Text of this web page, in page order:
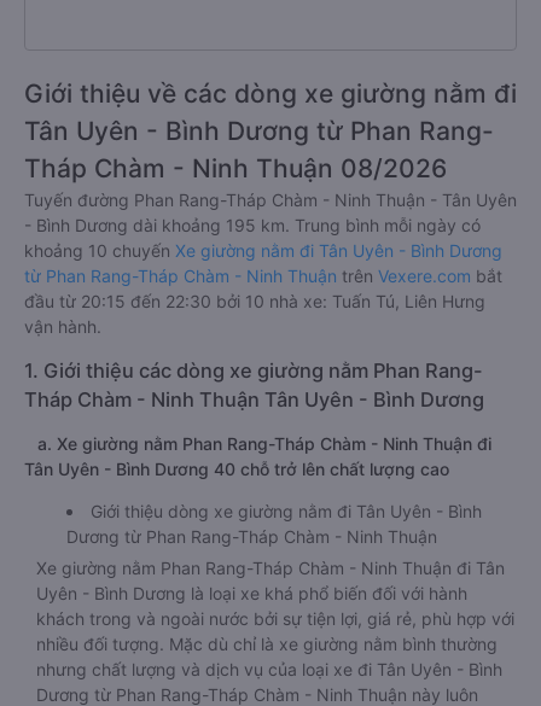
Giới thiệu về các dòng xe giường nằm đi
Tân Uyên - Bình Dương từ Phan Rang-
Tháp Chàm - Ninh Thuận 08/2026
Tuyến đường Phan Rang-Tháp Chàm - Ninh Thuận - Tân Uyên
- Bình Dương dài khoảng 195 km. Trung bình mỗi ngày có
khoảng 10 chuyến Xe giường nằm đi Tân Uyên - Bình Dương
từ Phan Rang-Tháp Chàm - Ninh Thuận trên Vexere.com bắt
đầu từ 20:15 đến 22:30 bởi 10 nhà xe: Tuấn Tú, Liên Hưng
vận hành.
1. Giới thiệu các dòng xe giường nằm Phan Rang-
Tháp Chàm - Ninh Thuận Tân Uyên - Bình Dương
a. Xe giường nằm Phan Rang-Tháp Chàm - Ninh Thuận đi
Tân Uyên - Bình Dương 40 chỗ trở lên chất lượng cao
Giới thiệu dòng xe giường nằm đi Tân Uyên - Bình
Dương từ Phan Rang-Tháp Chàm - Ninh Thuận
Xe giường nằm Phan Rang-Tháp Chàm - Ninh Thuận đi Tân
Uyên - Bình Dương là loại xe khá phổ biến đối với hành
khách trong và ngoài nước bởi sự tiện lợi, giá rẻ, phù hợp với
nhiều đối tượng. Mặc dù chỉ là xe giường nằm bình thường
nhưng chất lượng và dịch vụ của loại xe đi Tân Uyên - Bình
Dương từ Phan Rang-Tháp Chàm - Ninh Thuận này luôn